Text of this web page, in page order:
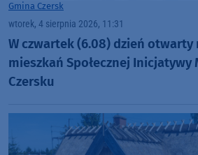
Gmina Czersk
wtorek, 4 sierpnia 2026, 11:31
W czwartek (6.08) dzień
mieszkań Społecznej Inicjatywy
Czersku